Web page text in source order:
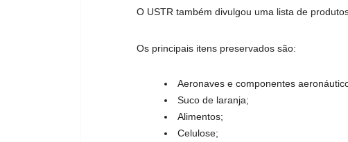
O USTR também divulgou uma lista de
Os principais itens preservados são:
Aeronaves e componentes
Suco de laranja;
Alimentos;
Celulose;